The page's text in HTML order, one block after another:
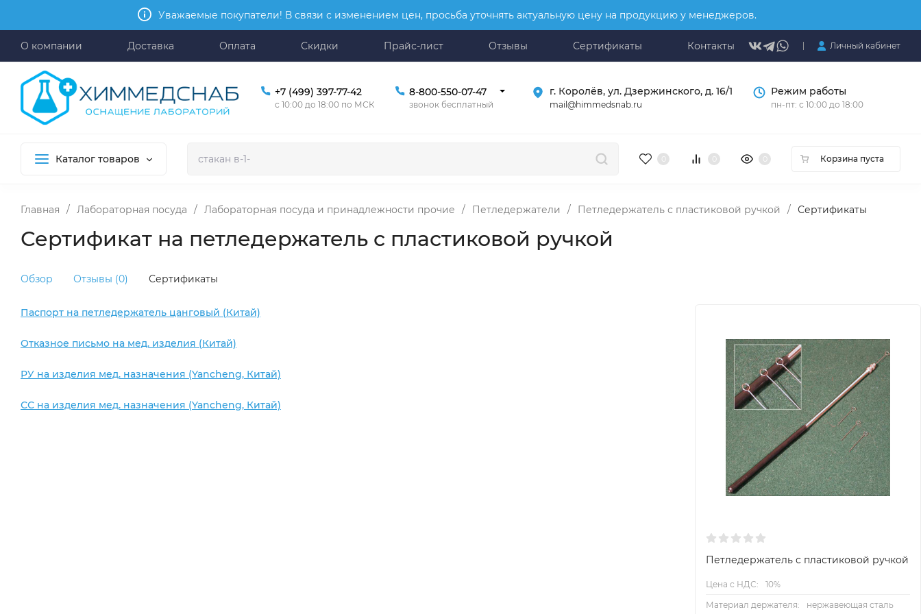
Уважаемые покупатели! В связи с изменением цен, просьба уточнять актуальную цену на продукцию у менеджеров.
О компании Доставка Оплата Скидки Прайс-лист Отзывы Сертификаты Контакты Личный кабинет
+7 (499) 397-77-42
с 10:00 до 18:00 по МСК
8-800-550-07-47
звонок бесплатный
г. Королёв, ул. Дзержинского, д. 16/1
mail@himmedsnab.ru
Режим работы
пн-пт: с 10:00 до 18:00
Каталог товаров Корзина пуста
Главная / Лабораторная посуда / Лабораторная посуда и принадлежности прочие / Петледержатели / Петледержатель с пластиковой ручкой / Сертификаты
Сертификат на петледержатель с пластиковой ручкой
Обзор Отзывы (0) Сертификаты
Паспорт на петледержатель цанговый (Китай)
Отказное письмо на мед. изделия (Китай)
РУ на изделия мед. назначения (Yancheng, Китай)
СС на изделия мед. назначения (Yancheng, Китай)
Петледержатель с пластиковой ручкой
Цена с НДС:
10%
Материал держателя:
нержавеющая сталь